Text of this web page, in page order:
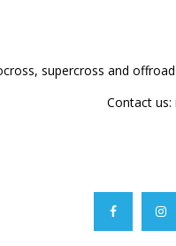
supercross and
Contact us: